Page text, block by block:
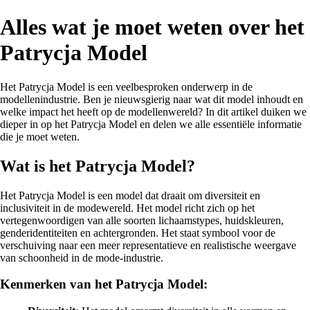
Alles wat je moet weten over het
Patrycja Model
Het Patrycja Model is een veelbesproken onderwerp in de
modellenindustrie. Ben je nieuwsgierig naar wat dit model inhoudt en
welke impact het heeft op de modellenwereld? In dit artikel duiken we
dieper in op het Patrycja Model en delen we alle essentiële informatie
die je moet weten.
Wat is het Patrycja Model?
Het Patrycja Model is een model dat draait om diversiteit en
inclusiviteit in de modewereld. Het model richt zich op het
vertegenwoordigen van alle soorten lichaamstypes, huidskleuren,
genderidentiteiten en achtergronden. Het staat symbool voor de
verschuiving naar een meer representatieve en realistische weergave
van schoonheid in de mode-industrie.
Kenmerken van het Patrycja Model: